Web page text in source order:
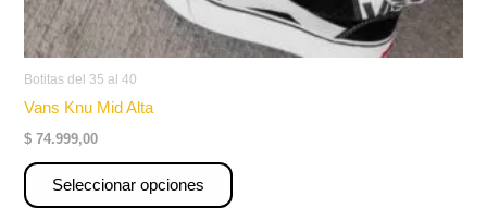
Botitas del 35 al 40
Vans Knu Mid Alta
$ 74.999,00
Seleccionar opciones